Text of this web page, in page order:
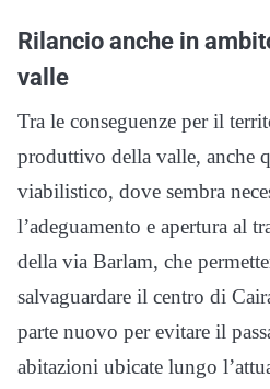
Rilancio anche in
valle
Tra le conseguenze per il
produttivo della valle, anche
viabilistico, dove sembra
l’adeguamento e apertura al
della via Barlam, che
salvaguardare il centro di
parte nuovo per evitare il
abitazioni ubicate lungo